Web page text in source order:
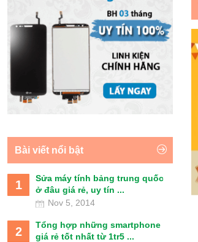
Bài viết nổi bật
1
Sửa máy tính bảng trung quốc
ở đâu giá rẻ, uy tín ...
Nov 5, 2014
2
Tổng hợp những smartphone
giá rẻ tốt nhất từ 1tr5 ...